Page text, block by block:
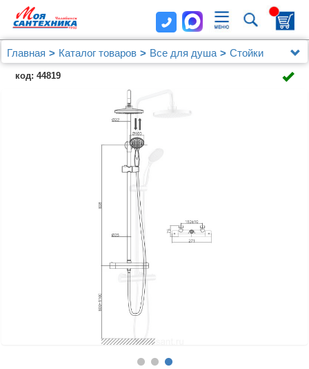
Главная Каталог товаров Все для душа
Стойки
Душевая стойка D&K Potsdam DA2123701B10
код: 44819